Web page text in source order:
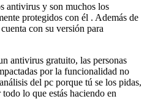
antivirus y son muchos los
protegidos con él . Además de
con su versión para
antivirus gratuito, las personas
por la funcionalidad no
del pc porque tú se los pidas,
lo que estás haciendo en